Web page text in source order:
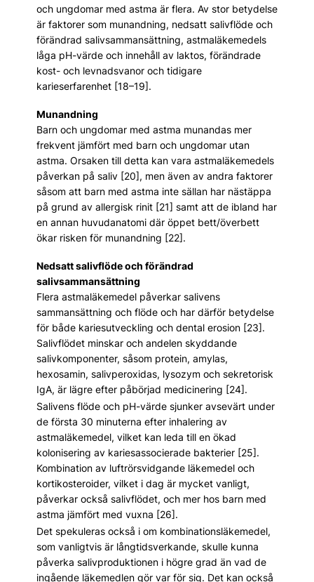
och ungdomar med astma är flera. Av stor betydelse
är faktorer som munandning, nedsatt salivflöde och
förändrad salivsammansättning, astmaläkemedels
låga pH-värde och innehåll av laktos, förändrade
kost- och levnadsvanor och tidigare
karieserfarenhet [18–19].
Munandning
Barn och ungdomar med astma munandas mer
frekvent jämfört med barn och ungdomar utan
astma. Orsaken till detta kan vara astmaläkemedels
påverkan på saliv [20], men även av andra faktorer
såsom att barn med astma inte sällan har nästäppa
på grund av allergisk rinit [21] samt att de ibland har
en annan huvudanatomi där öppet bett/överbett
ökar risken för munandning [22].
Nedsatt salivflöde och förändrad
salivsammansättning
Flera astmaläkemedel påverkar salivens
sammansättning och flöde och har därför betydelse
för både kariesutveckling och dental erosion [23].
Salivflödet minskar och andelen skyddande
salivkomponenter, såsom protein, amylas,
hexosamin, salivperoxidas, lysozym och sekretorisk
IgA, är lägre efter påbörjad medicinering [24].
Salivens flöde och pH-värde sjunker avsevärt under
de första 30 minuterna efter inhalering av
astmaläkemedel, vilket kan leda till en ökad
kolonisering av kariesassocierade bakterier [25].
Kombination av luftrörsvidgande läkemedel och
kortikosteroider, vilket i dag är mycket vanligt,
påverkar också salivflödet, och mer hos barn med
astma jämfört med vuxna [26].
Det spekuleras också i om kombinationsläkemedel,
som vanligtvis är långtidsverkande, skulle kunna
påverka salivproduktionen i högre grad än vad de
ingående läkemedlen gör var för sig. Det kan också